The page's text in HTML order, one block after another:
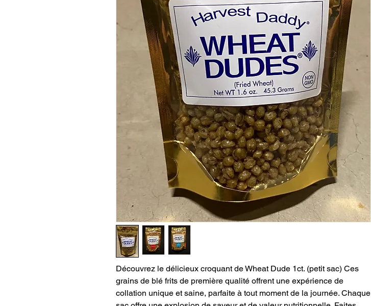
Découvrez le délicieux croquant de Wheat Dude 1ct. (petit sac) Ces
grains de blé frits de première qualité offrent une expérience de
collation unique et saine, parfaite à tout moment de la journée. Chaque